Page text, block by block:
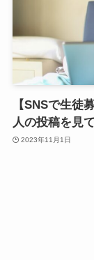
【SNSで生徒
人の投稿を見
2023年11月1日